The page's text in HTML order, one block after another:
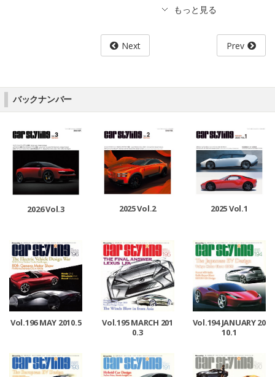
Next Prev
バックナンバー
2026 Vol.3 2025 Vol.2 2025 Vol.1
Vol.196 MAY 2010.5
Vol.195 MARCH 201
0.3
Vol.194 JANUARY 20
10.1